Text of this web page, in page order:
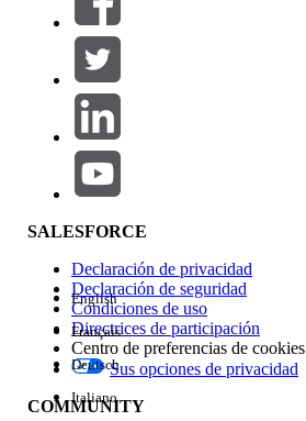
SELECCIONAR FILTROS
Área de productos
Repercusión de función
Edición
SALESFORCE
Declaración de privacidad
Declaración de seguridad
Condiciones de uso
Directrices de participación
Centro de preferencias de cookies
Sus opciones de privacidad
COMMUNITY
English
Français
Deutsch
Italiano